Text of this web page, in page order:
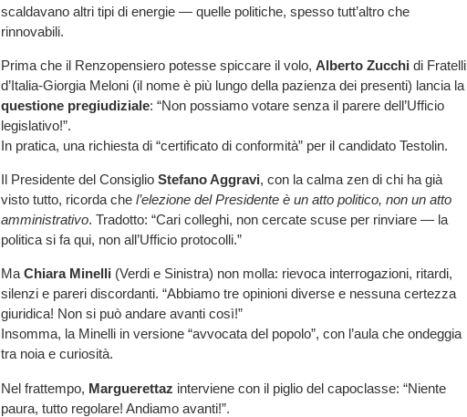
scaldavano altri tipi di energie — quelle politiche, spesso tutt’altro che
rinnovabili.
Prima che il Renzopensiero potesse spiccare il volo, Alberto Zucchi di Fratelli
d’Italia-Giorgia Meloni (il nome è più lungo della pazienza dei presenti) lancia la
questione pregiudiziale: “Non possiamo votare senza il parere dell’Ufficio
legislativo!”.
In pratica, una richiesta di “certificato di conformità” per il candidato Testolin.
Il Presidente del Consiglio Stefano Aggravi, con la calma zen di chi ha già
visto tutto, ricorda che l’elezione del Presidente è un atto politico, non un atto
amministrativo. Tradotto: “Cari colleghi, non cercate scuse per rinviare — la
politica si fa qui, non all’Ufficio protocolli.”
Ma Chiara Minelli (Verdi e Sinistra) non molla: rievoca interrogazioni, ritardi,
silenzi e pareri discordanti. “Abbiamo tre opinioni diverse e nessuna certezza
giuridica! Non si può andare avanti così!”
Insomma, la Minelli in versione “avvocata del popolo”, con l’aula che ondeggia
tra noia e curiosità.
Nel frattempo, Marguerettaz interviene con il piglio del capoclasse: “Niente
paura, tutto regolare! Andiamo avanti!”.